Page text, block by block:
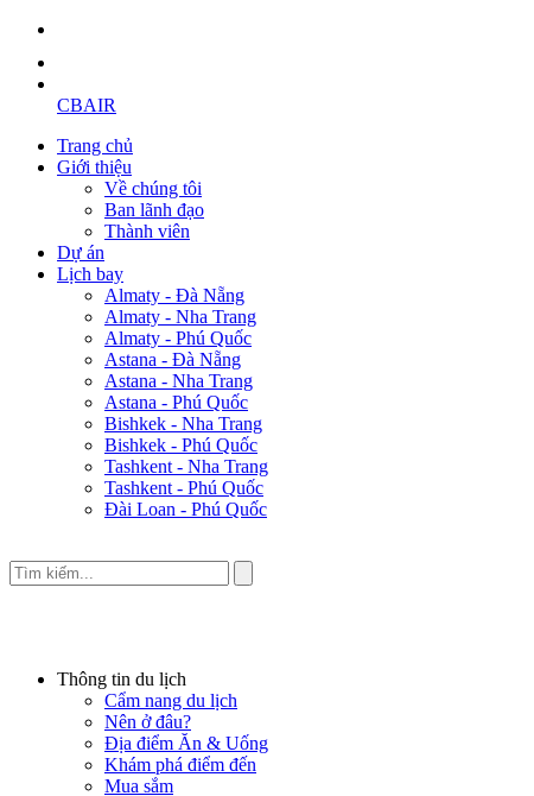
CBAIR
Trang chủ
Giới thiệu
Về chúng tôi
Ban lãnh đạo
Thành viên
Dự án
Lịch bay
Almaty - Đà Nẵng
Almaty - Nha Trang
Almaty - Phú Quốc
Astana - Đà Nẵng
Astana - Nha Trang
Astana - Phú Quốc
Bishkek - Nha Trang
Bishkek - Phú Quốc
Tashkent - Nha Trang
Tashkent - Phú Quốc
Đài Loan - Phú Quốc
Thông tin du lịch
Cẩm nang du lịch
Nên ở đâu?
Địa điểm Ăn & Uống
Khám phá điểm đến
Mua sắm